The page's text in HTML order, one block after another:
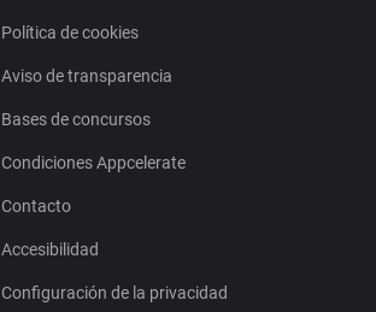
Política de cookies
Aviso de transparencia
Bases de concursos
Condiciones Appcelerate
Contacto
Accesibilidad
Configuración de la privacidad